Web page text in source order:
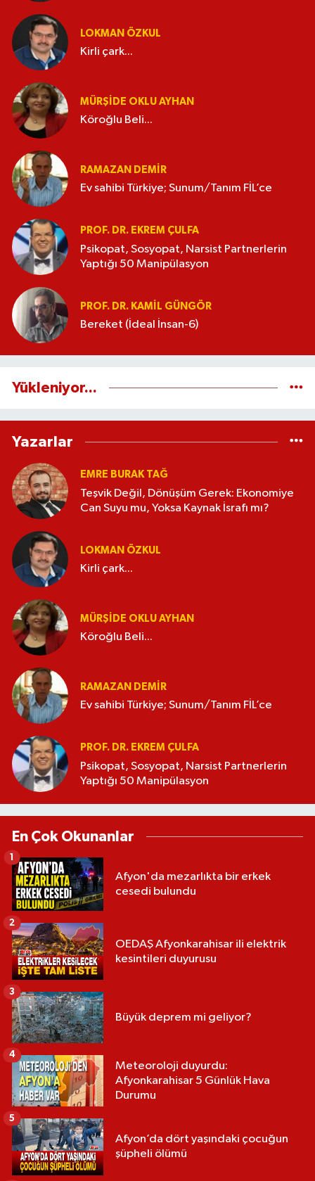
LOKMAN ÖZKUL
Kirli çark...
MÜRŞIDE OKLU AYHAN
Köroğlu Beli...
RAMAZAN DEMİR
Ev sahibi Türkiye; Sunum/Tanım FİL’ce
PROF. DR. EKREM ÇULFA
Psikopat, Sosyopat, Narsist Partnerlerin
Yaptığı 50 Manipülasyon
PROF. DR. KAMIL GÜNGÖR
Bereket (İdeal İnsan-6)
Yükleniyor...
Yazarlar
EMRE BURAK TAĞ
Teşvik Değil, Dönüşüm Gerek: Ekonomiye
Can Suyu mu, Yoksa Kaynak İsrafı mı?
LOKMAN ÖZKUL
Kirli çark...
MÜRŞIDE OKLU AYHAN
Köroğlu Beli...
RAMAZAN DEMİR
Ev sahibi Türkiye; Sunum/Tanım FİL’ce
PROF. DR. EKREM ÇULFA
Psikopat, Sosyopat, Narsist Partnerlerin
Yaptığı 50 Manipülasyon
En Çok Okunanlar
Afyon'da mezarlıkta bir erkek
cesedi bulundu
1
OEDAŞ Afyonkarahisar ili elektrik
kesintileri duyurusu
2
Büyük deprem mi geliyor?
3
Meteoroloji duyurdu:
Afyonkarahisar 5 Günlük Hava
Durumu
4
Afyon’da dört yaşındaki çocuğun
şüpheli ölümü
5